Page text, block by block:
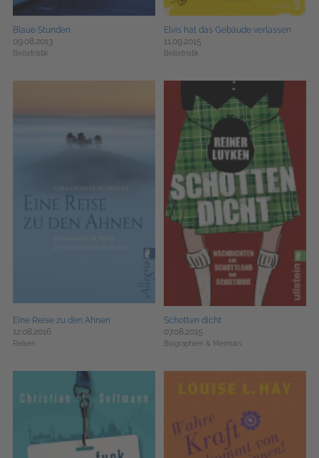
Blaue Stunden
09.08.2013
Belletristik
Elvis hat das Gebäude verlassen
11.09.2015
Belletristik
Eine Reise zu den Ahnen
12.08.2016
Reisen
Schotten dicht
07.08.2015
Biographien & Memoirs